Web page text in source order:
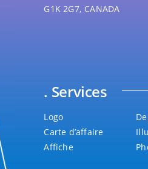
G1K 2G7, CANADA
. Services
Logo
Carte d’affaire
Affiche